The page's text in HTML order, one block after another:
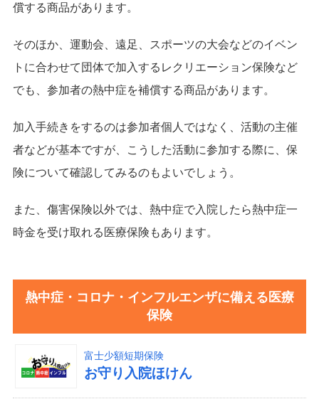
償する商品があります。
そのほか、運動会、遠足、スポーツの大会などのイベン
トに合わせて団体で加入するレクリエーション保険など
でも、参加者の熱中症を補償する商品があります。
加入手続きをするのは参加者個人ではなく、活動の主催
者などが基本ですが、こうした活動に参加する際に、保
険について確認してみるのもよいでしょう。
また、傷害保険以外では、熱中症で入院したら熱中症一
時金を受け取れる医療保険もあります。
熱中症・コロナ・インフルエンザに備える医療
保険
富士少額短期保険
お守り入院ほけん